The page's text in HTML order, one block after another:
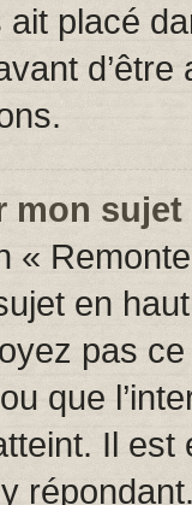
ait placé
mon sujet
«
en
pas
que
Il